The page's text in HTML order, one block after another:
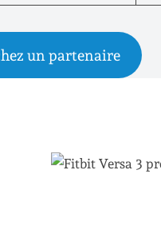
un partenaire